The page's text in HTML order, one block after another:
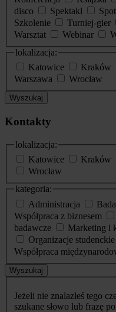
disco
Spektakl
Szkolenie
Turniej-gier
Warsztat
Webinar
lokalizacja:
Katowice
Kraków
Warszawa
Wrocław
Wyszukaj
Kontakty
lokalizacja:
Katowice
Kraków
Wrocław
kategoria:
Administracja
Współpraca z biznesem
badawcze
Marketing i
Organizacje studenckie
Współpraca
Wyszukaj
Jeżeli nie znalazłeś tego
szukane słowo lub frazę